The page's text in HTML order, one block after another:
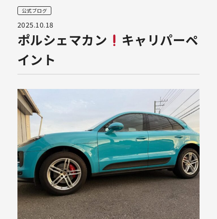
公式ブログ
2025.10.18
ポルシェマカン
キャリパーペ
イント